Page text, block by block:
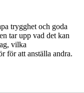
trygghet och goda
tar upp vad det kan
vilka
för att anställa andra.